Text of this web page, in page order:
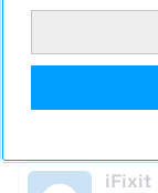
iFixit